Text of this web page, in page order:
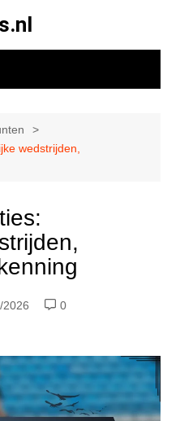
wedstrijden,
2026
0